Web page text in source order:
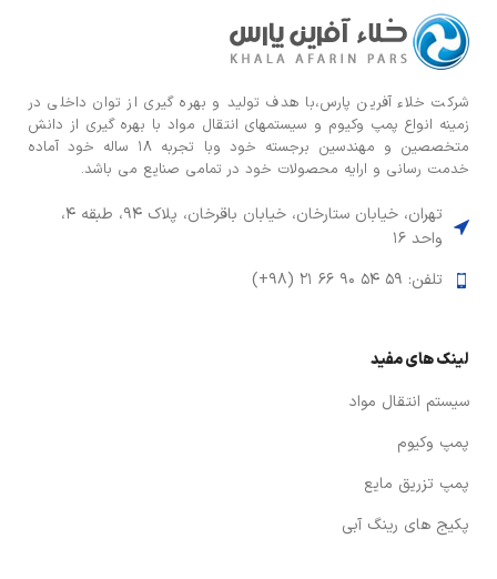
شركت خلاء آفرین پارس،با هدف توليد و بهره گيری از توان داخلی در
زمينه انواع پمپ وكيوم و سیستمهای انتقال مواد با بهره گيری از دانش
متخصصين و مهندسين برجسته خود وبا تجربه ۱۸ ساله خود آماده
خدمت رسانی و ارایه محصولات خود در تمامی صنایع می باشد.
تهران، خیابان ستارخان، خیابان باقرخان، پلاک ۹۴، طبقه ۴،
واحد ۱۶
تلفن: ۵۹ ۵۴ ۹۰ ۶۶ ۲۱ (۹۸+)
لینک های مفید
سیستم انتقال مواد
پمپ وکیوم
پمپ تزریق مایع
پکیج های رینگ آبی